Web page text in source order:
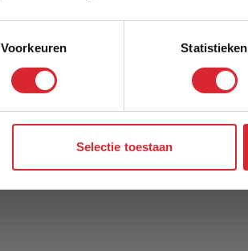
Voorkeuren Statistieken
Selectie toestaan